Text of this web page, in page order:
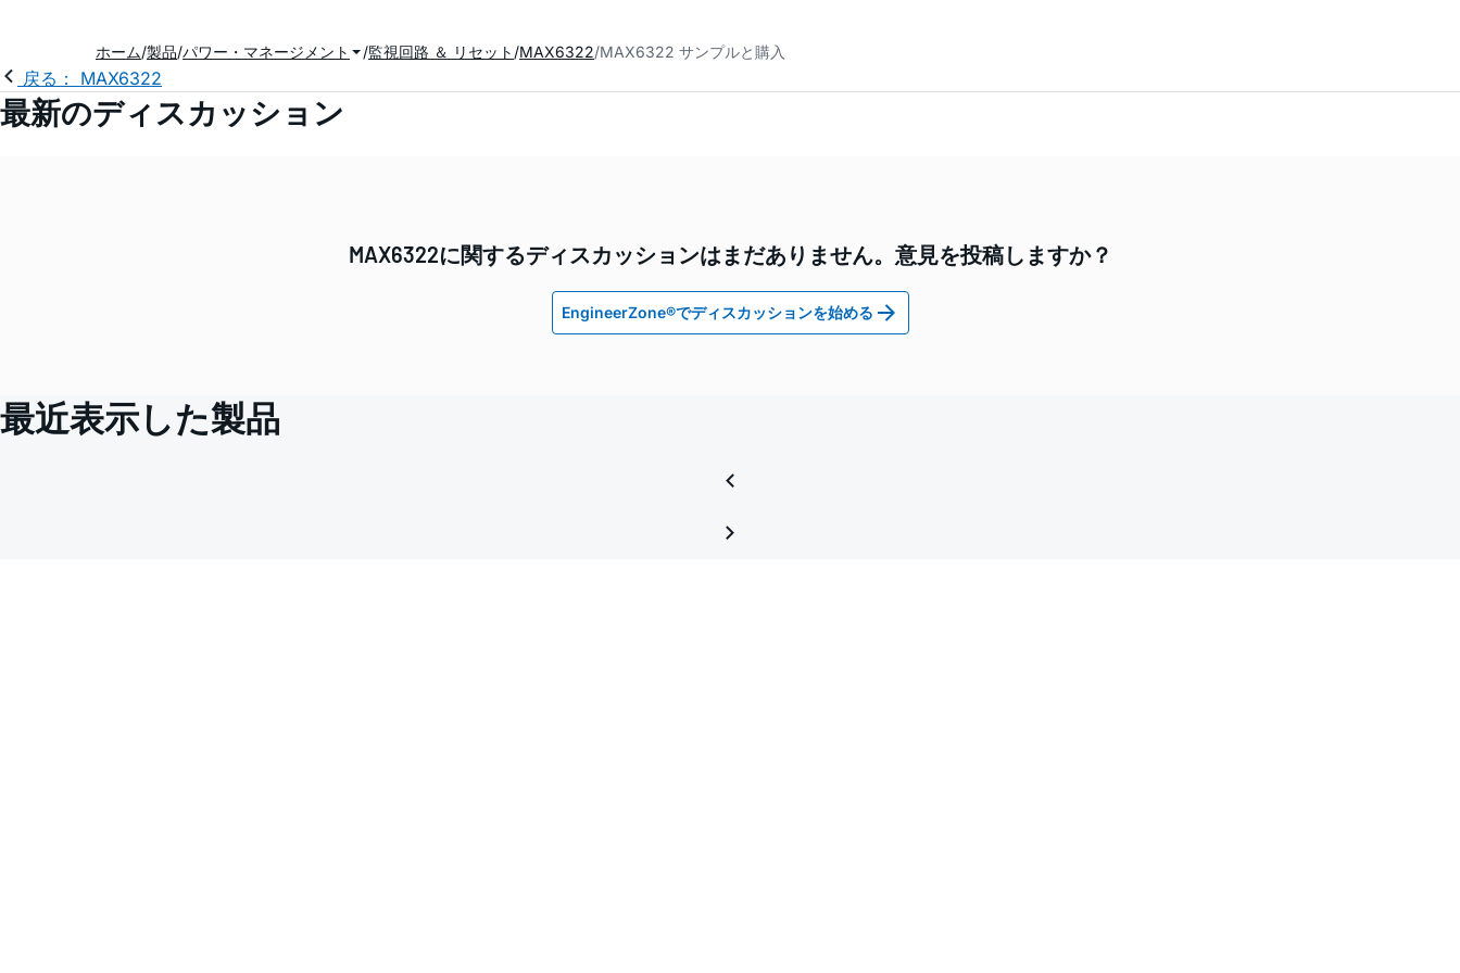
ホーム 製品 パワー・マネージメント 監視回路 ＆ リセット MAX6322 MAX6322 サンプルと購入
戻る： MAX6322
最新のディスカッション
MAX6322に関するディスカッションはまだありません。意見を投稿しますか？
EngineerZone®でディスカッションを始める
最近表示した製品